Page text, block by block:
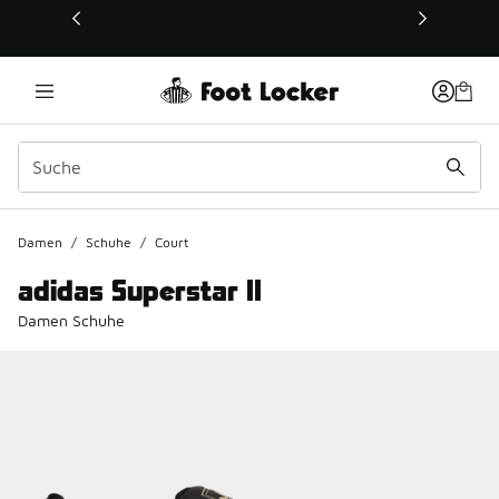
Dieser Link öffnet sich in einem neuen Fenster
Damen / Schuhe / Court
adidas Superstar II
Damen Schuhe